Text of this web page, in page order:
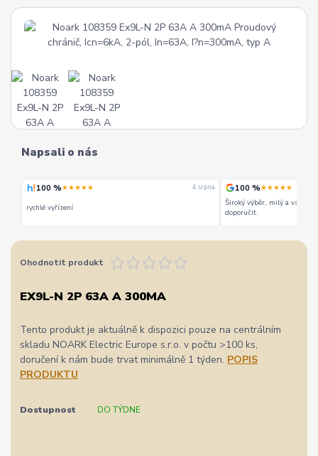
Napsali o nás
100 %★★★★★ 4. srpna
Široký výběr, milý a vstřícný personál. Mohu jedině
doporučit.
100 %★★★★★
Vše super
Ohodnotit produkt
EX9L-N 2P 63A A 300MA
Tento produkt je aktuálně k dispozici pouze na centrálním
skladu NOARK Electric Europe s.r.o. v počtu >100 ks,
doručení k nám bude trvat minimálně 1 týden. POPIS
PRODUKTU
Dostupnost DO TÝDNE